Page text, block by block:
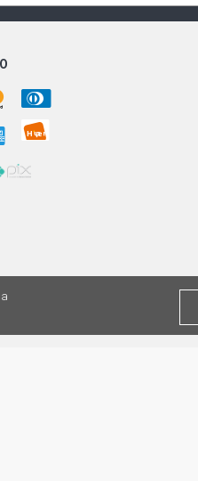
SL S SW 1.6 8V
SLE SW 1.6 8V GASOLINA